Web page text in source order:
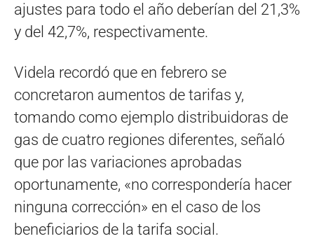
ajustes para todo el año deberían del 21,3%
y del 42,7%, respectivamente.
Videla recordó que en febrero se
concretaron aumentos de tarifas y,
tomando como ejemplo distribuidoras de
gas de cuatro regiones diferentes, señaló
que por las variaciones aprobadas
oportunamente, «no correspondería hacer
ninguna corrección» en el caso de los
beneficiarios de la tarifa social.